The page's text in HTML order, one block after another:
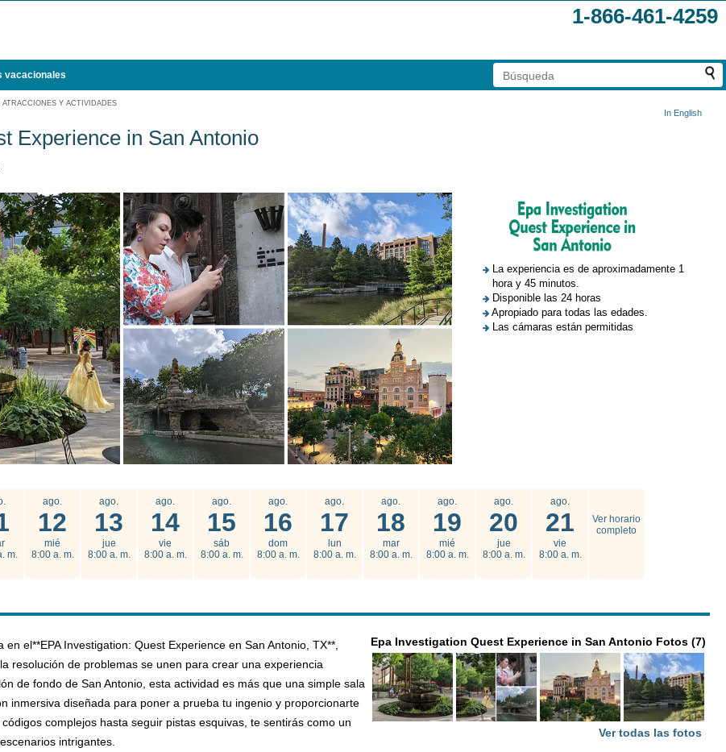
1-866-461-4259
vacacionales
ATRACCIONES Y ACTIVIDADES
In English
Experience in San Antonio
La experiencia es de aproximadamente 1
hora y 45 minutos.
Disponible las 24 horas
Apropiado para todas las edades.
Las cámaras están permitidas
m.
ago.
12
mié
8:00 a. m.
ago.
13
jue
8:00 a. m.
ago.
14
vie
8:00 a. m.
ago.
15
sáb
8:00 a. m.
ago.
16
dom
8:00 a. m.
ago.
17
lun
8:00 a. m.
ago.
18
mar
8:00 a. m.
ago.
19
mié
8:00 a. m.
ago.
20
jue
8:00 a. m.
ago.
21
vie
8:00 a. m.
Ver horario
completo
Epa Investigation Quest Experience in San Antonio Fotos (7)
Ver todas las fotos
el**EPA Investigation: Quest Experience en San Antonio, TX**,
resolución de problemas se unen para crear una experiencia
de fondo de San Antonio, esta actividad es más que una simple sala
inmersiva diseñada para poner a prueba tu ingenio y proporcionarte
complejos hasta seguir pistas esquivas, te sentirás como un
intrigantes.